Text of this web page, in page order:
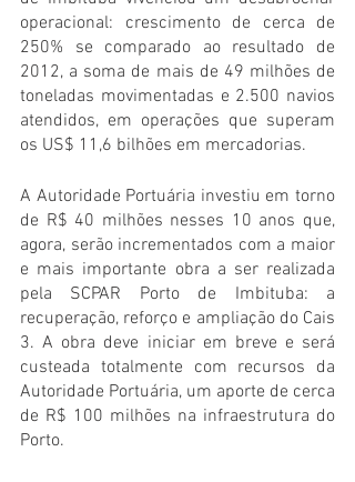
operacional: crescimento de cerca de
250% se comparado ao resultado de
2012, a soma de mais de 49 milhões de
toneladas movimentadas e 2.500 navios
atendidos, em operações que superam
os US$ 11,6 bilhões em mercadorias.
A Autoridade Portuária investiu em torno
de R$ 40 milhões nesses 10 anos que,
agora, serão incrementados com a maior
e mais importante obra a ser realizada
pela SCPAR Porto de Imbituba: a
recuperação, reforço e ampliação do Cais
3. A obra deve iniciar em breve e será
custeada totalmente com recursos da
Autoridade Portuária, um aporte de cerca
de R$ 100 milhões na infraestrutura do
Porto.